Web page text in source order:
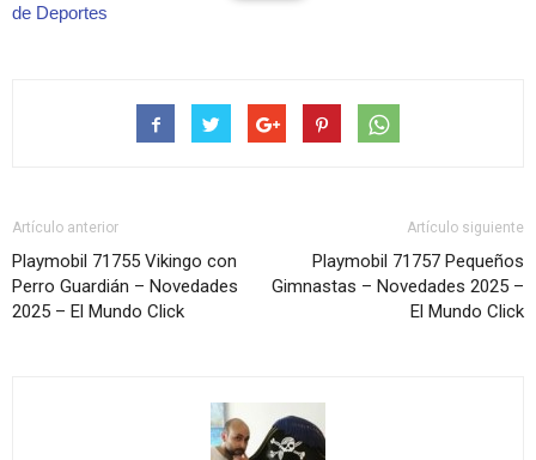
de Deportes
Artículo anterior
Playmobil 71755 Vikingo con
Perro Guardián – Novedades
2025 – El Mundo Click
Artículo siguiente
Playmobil 71757 Pequeños
Gimnastas – Novedades 2025 –
El Mundo Click